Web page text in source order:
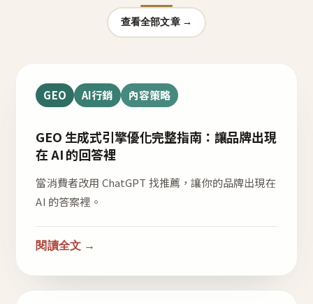
查看全部文章 →
GEO AI行銷 內容策略
GEO 生成式引擎優化完整指南：讓品牌出現
在 AI 的回答裡
當消費者改用 ChatGPT 找推薦，讓你的品牌出現在
AI 的答案裡。
閱讀全文 →